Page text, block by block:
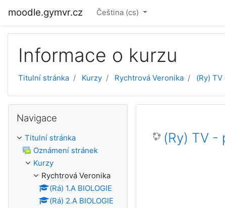
moodle.gymvr.cz Čeština ‎(cs)‎
Informace o kurzu
Titulní stránka Kurzy Rychtrová Veronika (Ry)
(Ry) TV -
Navigace
Titulní stránka
Oznámení stránek
Kurzy
Rychtrová Veronika
(Rá) 1.A BIOLOGIE
(Rá) 2.A BIOLOGIE